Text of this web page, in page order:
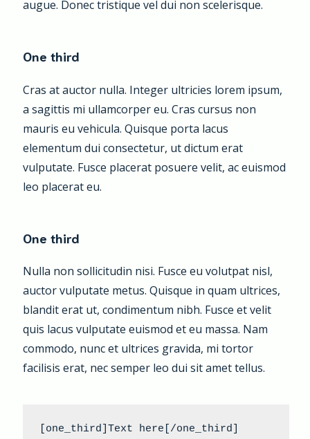
augue. Donec tristique vel dui non scelerisque.
One third
Cras at auctor nulla. Integer ultricies lorem ipsum,
a sagittis mi ullamcorper eu. Cras cursus non
mauris eu vehicula. Quisque porta lacus
elementum dui consectetur, ut dictum erat
vulputate. Fusce placerat posuere velit, ac euismod
leo placerat eu.
One third
Nulla non sollicitudin nisi. Fusce eu volutpat nisl,
auctor vulputate metus. Quisque in quam ultrices,
blandit erat ut, condimentum nibh. Fusce et velit
quis lacus vulputate euismod et eu massa. Nam
commodo, nunc et ultrices gravida, mi tortor
facilisis erat, nec semper leo dui sit amet tellus.
[one_third]Text here[/one_third]